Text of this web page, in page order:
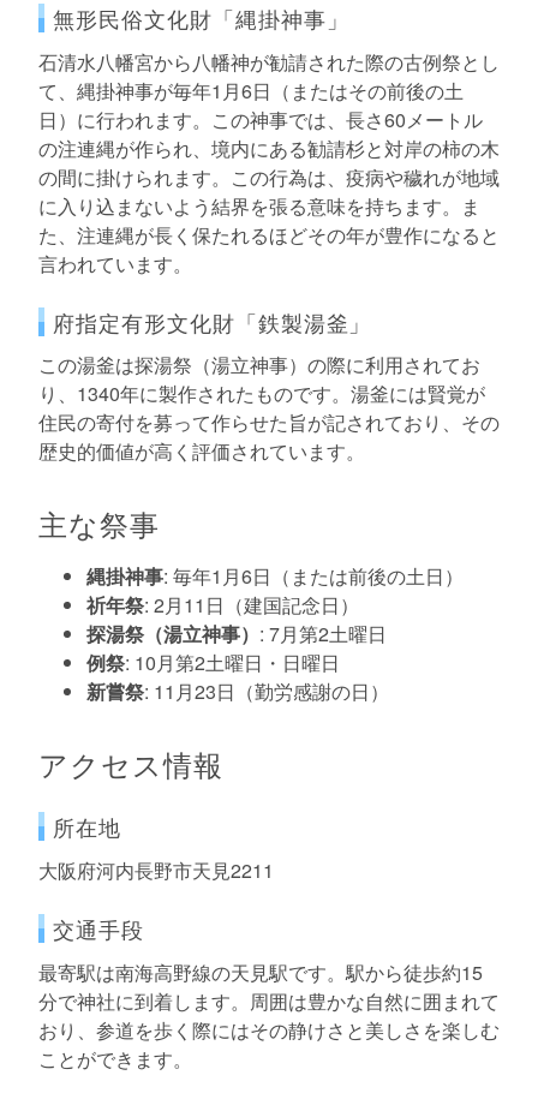
無形民俗文化財「縄掛神事」
石清水八幡宮から八幡神が勧請された際の古例祭とし
て、縄掛神事が毎年1月6日（またはその前後の土
日）に行われます。この神事では、長さ60メートル
の注連縄が作られ、境内にある勧請杉と対岸の柿の木
の間に掛けられます。この行為は、疫病や穢れが地域
に入り込まないよう結界を張る意味を持ちます。ま
た、注連縄が長く保たれるほどその年が豊作になると
言われています。
府指定有形文化財「鉄製湯釜」
この湯釜は探湯祭（湯立神事）の際に利用されてお
り、1340年に製作されたものです。湯釜には賢覚が
住民の寄付を募って作らせた旨が記されており、その
歴史的価値が高く評価されています。
主な祭事
縄掛神事: 毎年1月6日（または前後の土日）
祈年祭: 2月11日（建国記念日）
探湯祭（湯立神事） : 7月第2土曜日
例祭: 10月第2土曜日・日曜日
新嘗祭: 11月23日（勤労感謝の日）
アクセス情報
所在地
大阪府河内長野市天見2211
交通手段
最寄駅は南海高野線の天見駅です。駅から徒歩約15
分で神社に到着します。周囲は豊かな自然に囲まれて
おり、参道を歩く際にはその静けさと美しさを楽しむ
ことができます。